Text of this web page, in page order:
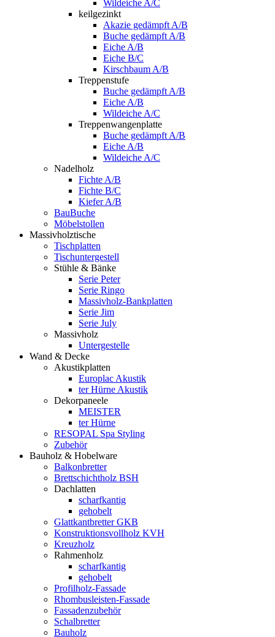
Wildeiche A/C
keilgezinkt
Akazie gedämpft A/B
Buche gedämpft A/B
Eiche A/B
Eiche B/C
Kirschbaum A/B
Treppenstufe
Buche gedämpft A/B
Eiche A/B
Wildeiche A/C
Treppenwangenplatte
Buche gedämpft A/B
Eiche A/B
Wildeiche A/C
Nadelholz
Fichte A/B
Fichte B/C
Kiefer A/B
BauBuche
Möbelstollen
Massivholztische
Tischplatten
Tischuntergestell
Stühle & Bänke
Serie Peter
Serie Ringo
Massivholz-Bankplatten
Serie Jim
Serie July
Massivholz
Untergestelle
Wand & Decke
Akustikplatten
Europlac Akustik
ter Hürne Akustik
Dekorpaneele
MEISTER
ter Hürne
RESOPAL Spa Styling
Zubehör
Bauholz & Hobelware
Balkonbretter
Brettschichtholz BSH
Dachlatten
scharfkantig
gehobelt
Glattkantbretter GKB
Konstruktionsvollholz KVH
Kreuzholz
Rahmenholz
scharfkantig
gehobelt
Profilholz-Fassade
Rhombusleisten-Fassade
Fassadenzubehör
Schalbretter
Bauholz